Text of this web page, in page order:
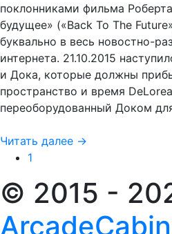
поклонниками фильма
будущее» («Back To The
буквально в весь новостно-
интернета. 21.10.2015
и Дока, которые должны
пространство и время
переоборудованный Доком
Читать далее →
1
© 2015 -